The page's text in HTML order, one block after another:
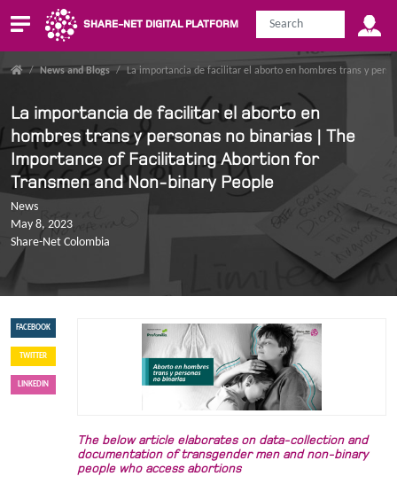
SHARE-NET DIGITAL PLATFORM
/ News and Blogs / La importancia de facilitar el aborto en hombres trans y
La importancia de facilitar el aborto en
hombres trans y personas no binarias | The
Importance of Facilitating Abortion for
Transmen and Non-binary People
News
May 8, 2023
Share-Net Colombia
FACEBOOK
TWITTER
LINKEDIN
The below article elaborates on data-collection and
documentation of transgender men and non-binary
people who access abortions